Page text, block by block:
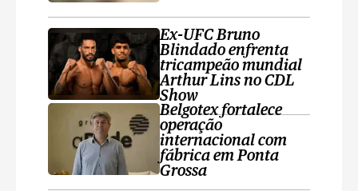
Ex-UFC Bruno
Blindado enfrenta
tricampeão mundial
Arthur Lins no CDL
Show
Belgotex fortalece
operação
internacional com
fábrica em Ponta
Grossa